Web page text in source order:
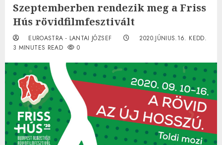
Szeptemberben rendezik meg a Friss
Hús rövidfilmfesztivált
EUROASTRA - LANTAI JÓZSEF
2020.JÚNIUS.16. KEDD.
3 MINUTES READ
0